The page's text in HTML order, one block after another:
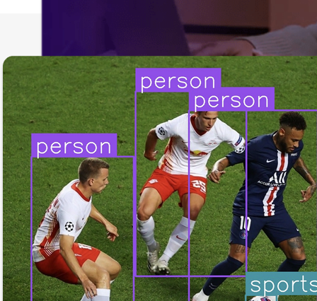
Shopify
Crea tiendas en línea intuitivas,
optimizadas para ventas y robustas.